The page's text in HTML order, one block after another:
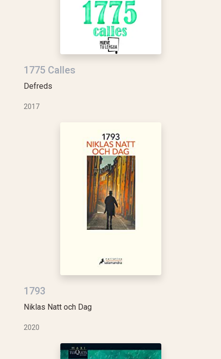
1775 Calles
Defreds
2017
1793
Niklas Natt och Dag
2020